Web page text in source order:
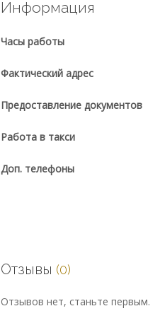
Информация
Часы работы
Фактический адрес
Предоставление документов
Работа в такси
Доп. телефоны
Отзывы (0)
Отзывов нет, станьте первым.